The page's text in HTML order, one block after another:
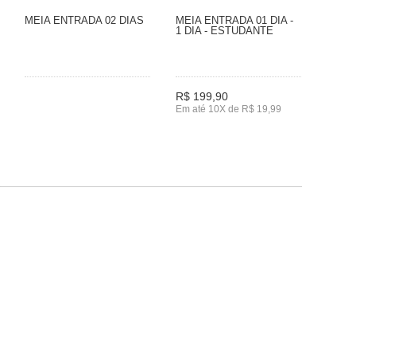
MEIA ENTRADA 02 DIAS
MEIA ENTRADA 01 DIA -
1 DIA - ESTUDANTE
R$ 199,90
Em até 10X de R$ 19,99